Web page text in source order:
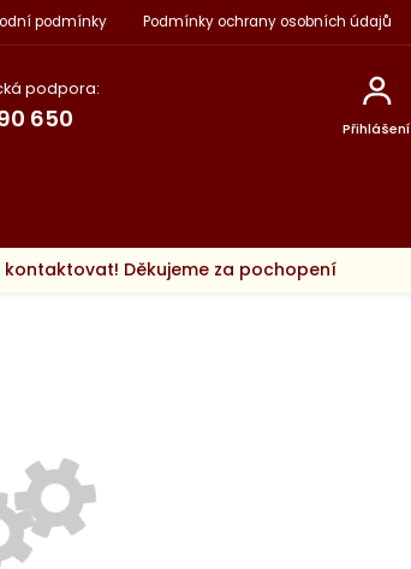
podmínky Podmínky ochrany osobních údajů
podpora:
650 Přihlášení
Děkujeme za pochopení